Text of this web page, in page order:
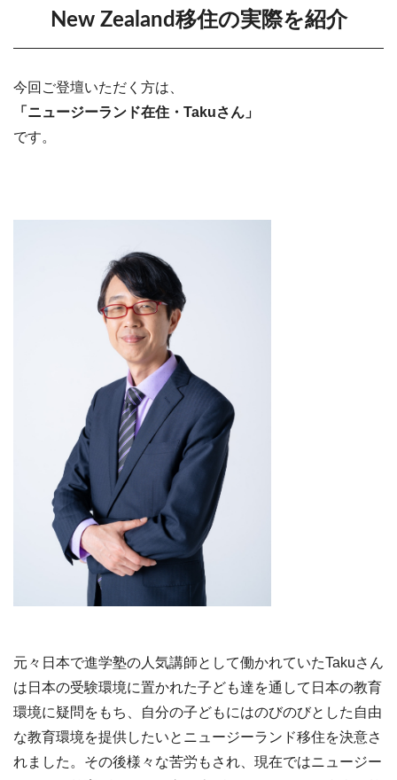
New Zealand移住の実際を紹介
今回ご登壇いただく方は、
「ニュージーランド在住・Takuさん」
です。
元々日本で進学塾の人気講師として働かれていたTakuさん
は日本の受験環境に置かれた子ども達を通して日本の教育
環境に疑問をもち、自分の子どもにはのびのびとした自由
な教育環境を提供したいとニュージーランド移住を決意さ
れました。その後様々な苦労もされ、現在ではニュージー